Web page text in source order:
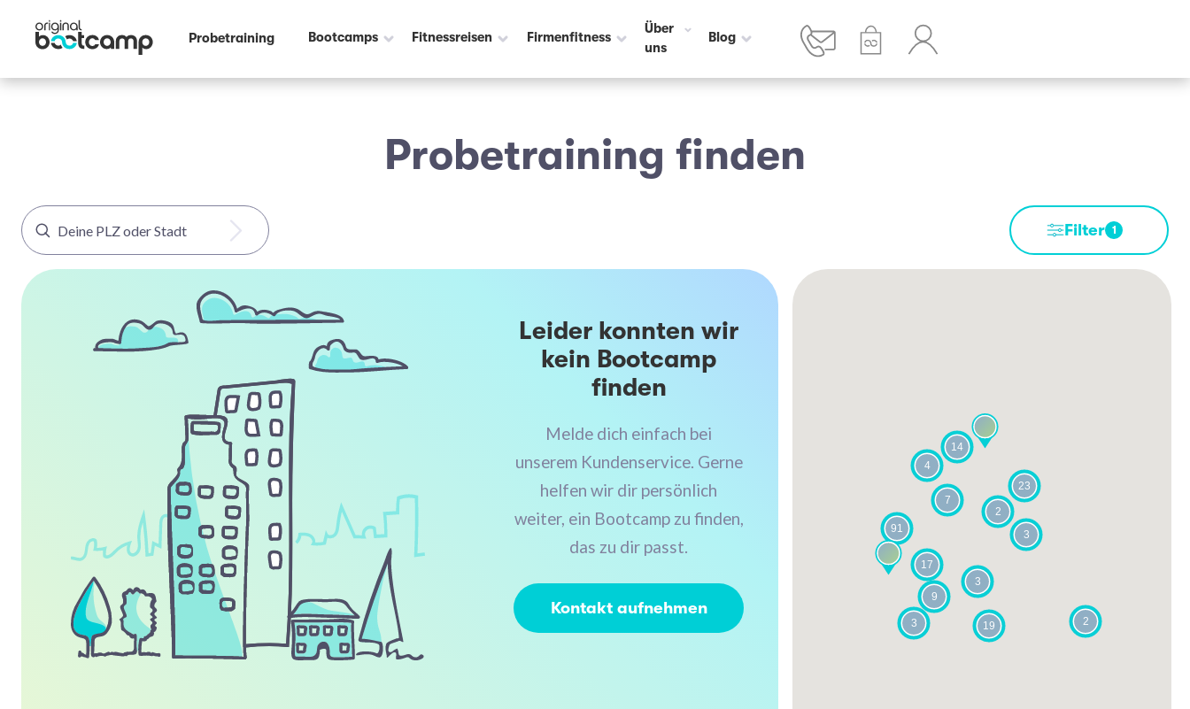
Probetraining Bootcamps Fitnessreisen Firmenfitness
Über
uns
Blog
Probetraining finden
Filter 1
Leider konnten wir
kein Bootcamp
finden
Melde dich einfach bei
unserem Kundenservice. Gerne
helfen wir dir persönlich
weiter, ein Bootcamp zu finden,
das zu dir passt.
Kontakt aufnehmen